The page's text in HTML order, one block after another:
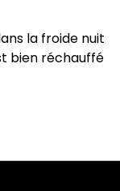
la froide nuit
bien réchauffé